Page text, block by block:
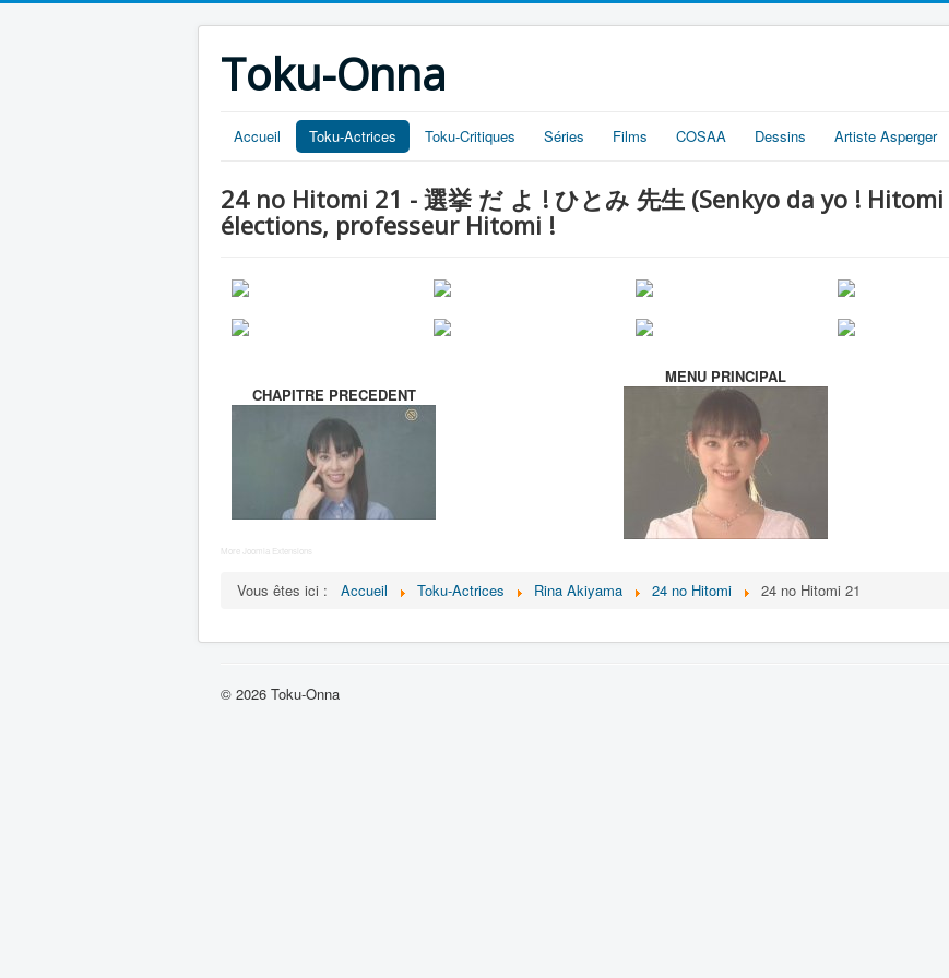
Toku-Onna
Accueil Toku-Actrices Toku-Critiques Séries Films COSAA Dessins Artiste Asperger
24 no Hitomi 21 - 選挙 だ よ ! ひとみ 先生 (Senkyo da yo !
élections, professeur Hitomi !
CHAPITRE PRECEDENT
MENU PRINCIPAL
More Joomla Extensions
Vous êtes ici : Accueil Toku-Actrices Rina Akiyama 24 no Hitomi 24 no Hitomi 21
© 2026 Toku-Onna